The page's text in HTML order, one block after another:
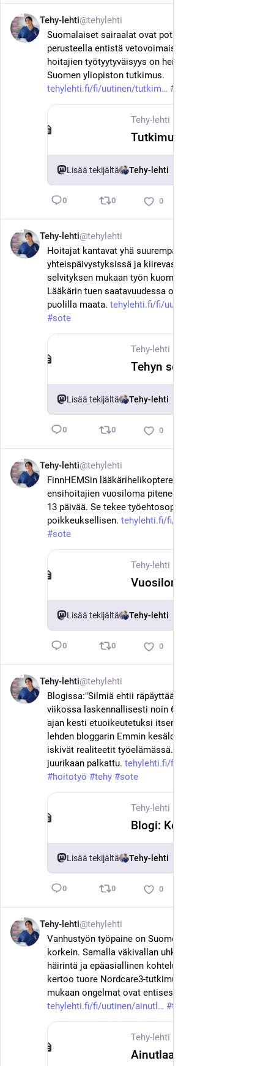
Tehy-lehti@tehylehti
Suomalaiset sairaalat ovat potilastyytyväisyyden
perusteella entistä vetovoimaisempia, mutta
hoitajien työtyytyväisyys on heikentynyt, kertoo Itä-
Suomen yliopiston tutkimus.
tehylehti.fi/fi/uutinen/tutkim
#
Tehy-lehti
Lisää tekijältä Tehy-lehti
0 0 0
Tehy-lehti@tehylehti
Hoitajat kantavat yhä suurempaa vastuuta
yhteispäivystyksissä ja kiirevastaanotoilla. Tehyn
selvityksen mukaan työn kuormittavuus on kasvanut.
Lääkärin tuen saatavuudessa on merkittäviä eroja eri
puolilla maata. tehylehti.fi/fi/uutinen/tehyn-
#sote
Tehy-lehti
Lisää tekijältä Tehy-lehti
0 0 0
Tehy-lehti@tehylehti
FinnHEMSin lääkärihelikoptereissa työskentelevien
ensihoitajien vuosiloma pitenee parhaimmillaan jopa
13 päivää. Se tekee työehtosopimusratkaisusta
poikkeuksellisen. tehylehti.fi/fi/uutinen/vuosil
#sote
Tehy-lehti
Lisää tekijältä Tehy-lehti
0 0 0
Tehy-lehti@tehylehti
Blogissa:"Silmiä ehtii räpäyttää reilussa neljässä
viikossa laskennallisesti noin 600 000 kertaa. Sen
ajan kesti etuoikeutetuksi itsensä kokevan Tehy-
lehden bloggarin Emmin kesäloma. Sen jälkeen
iskivät realiteetit työelämässä. Kesäsijaisia ei ole
juurikaan palkattu. tehylehti.fi/fi/blogi/kesasija
#hoitotyö #tehy #sote
Tehy-lehti
Lisää tekijältä Tehy-lehti
0 0 0
Tehy-lehti@tehylehti
Vanhustyön työpaine on Suomessa Pohjoismaiden
korkein. Samalla väkivallan uhka, seksuaalinen
häirintä ja epäasiallinen kohtelu ovat lisääntyneet,
kertoo tuore Nordcare3-tutkimus. Tutkijoiden
mukaan ongelmat ovat entisestään syventyneet.
tehylehti.fi/fi/uutinen/ainutl
#tehy
Tehy-lehti